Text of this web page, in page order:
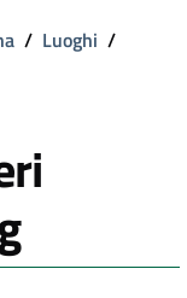
/ Luoghi /